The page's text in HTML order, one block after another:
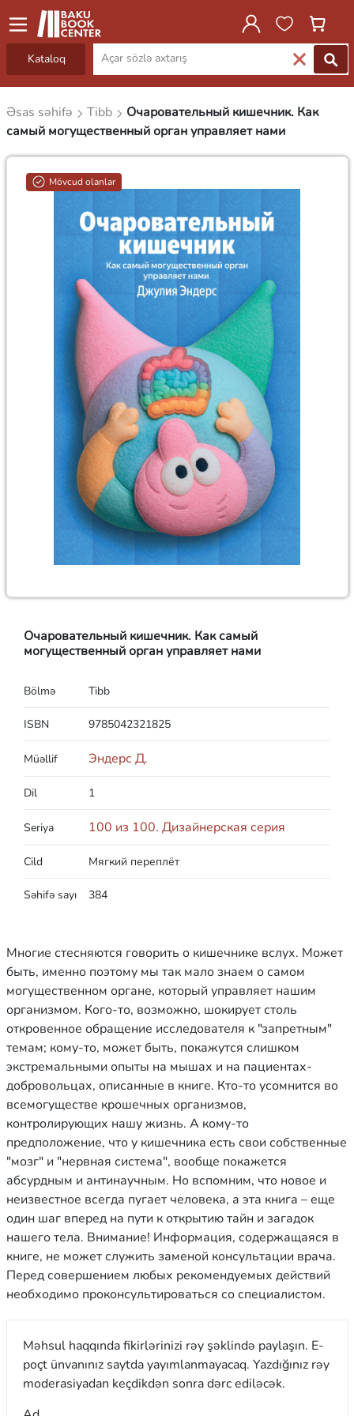
Kataloq
Əsas səhifə Tibb
Очаровательный кишечник. Как
самый могущественный орган управляет нами
Mövcud olanlar
Очаровательный кишечник. Как самый
могущественный орган управляет нами
Bölmə Tibb
ISBN 9785042321825
Müəllif Эндерс Д.
Dil 1
Seriya 100 из 100. Дизайнерская серия
Cild Мягкий переплёт
Səhifə sayı 384
Многие стесняются говорить о кишечнике вслух. Может
быть, именно поэтому мы так мало знаем о самом
могущественном органе, который управляет нашим
организмом. Кого-то, возможно, шокирует столь
откровенное обращение исследователя к "запретным"
темам; кому-то, может быть, покажутся слишком
экстремальными опыты на мышах и на пациентах-
добровольцах, описанные в книге. Кто-то усомнится во
всемогуществе крошечных организмов,
контролирующих нашу жизнь. А кому-то
предположение, что у кишечника есть свои собственные
"мозг" и "нервная система", вообще покажется
абсурдным и антинаучным. Но вспомним, что новое и
неизвестное всегда пугает человека, а эта книга – еще
один шаг вперед на пути к открытию тайн и загадок
нашего тела. Внимание! Информация, содержащаяся в
книге, не может служить заменой консультации врача.
Перед совершением любых рекомендуемых действий
необходимо проконсультироваться со специалистом.
Məhsul haqqında fikirlərinizi rəy şəklində paylaşın. E-
poçt ünvanınız saytda yayımlanmayacaq. Yazdığınız rəy
moderasiyadan keçdikdən sonra dərc ediləcək.